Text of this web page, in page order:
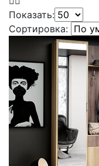
Показать:
Сортировка: